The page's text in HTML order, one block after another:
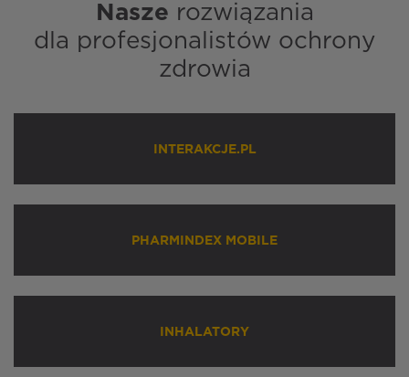
Nasze rozwiązania
dla profesjonalistów ochrony
zdrowia
INTERAKCJE.PL
PHARMINDEX MOBILE
INHALATORY